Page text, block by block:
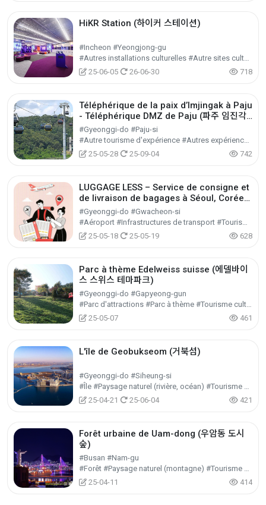
HiKR Station (하이커 스테이션)
#Incheon #Yeongjong-gu
#Autres installations culturelles #Autre sites culturels touristiques #Tourisme culturel
25-06-05
26-06-30 718
Téléphérique de la paix d’Imjingak à Paju
- Téléphérique DMZ de Paju (파주 임진각
평화곤돌라 - 파주 DMZ 곤돌라)
#Gyeonggi-do #Paju-si
#Autre tourisme d'expérience #Autres expériences #Tourisme d'expérience
25-05-28
25-09-04 742
LUGGAGE LESS – Service de consigne et
de livraison de bagages à Séoul, Corée
러기지레스
#Gyeonggi-do #Gwacheon-si
#Aéroport #Infrastructures de transport #Tourisme culturel
25-05-18
25-05-19 628
Parc à thème Edelweiss suisse (에델바이
스 스위스 테마파크)
#Gyeonggi-do #Gapyeong-gun
#Parc d'attractions #Parc à thème #Tourisme culturel
25-05-07
461
L'île de Geobukseom (거북섬)
#Gyeonggi-do #Siheung-si
#Île #Paysage naturel (rivière, océan) #Tourisme nature
25-04-21
25-06-04 421
Forêt urbaine de Uam-dong (우암동 도시
숲)
#Busan #Nam-gu
#Forêt #Paysage naturel (montagne) #Tourisme nature
25-04-11
414